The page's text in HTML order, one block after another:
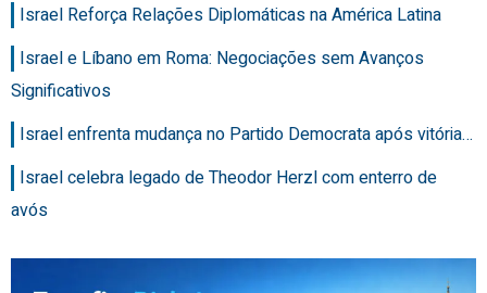
Israel Reforça Relações Diplomáticas na América Latina
Israel e Líbano em Roma: Negociações sem Avanços
Significativos
Israel enfrenta mudança no Partido Democrata após vitória…
Israel celebra legado de Theodor Herzl com enterro de
avós